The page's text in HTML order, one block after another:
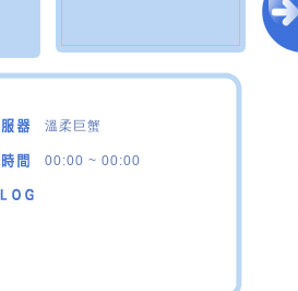
溫柔巨蟹
00:00 ~ 00:00